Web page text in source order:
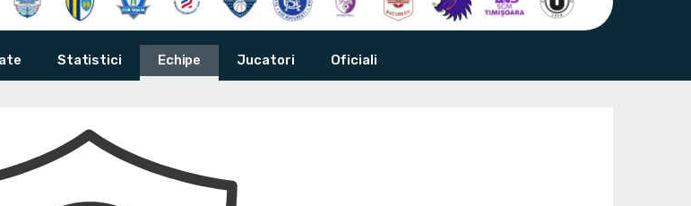
Statistici Echipe Jucatori Oficiali